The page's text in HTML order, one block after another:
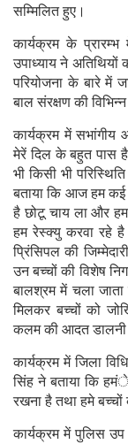
सम्मिलित हुए।
कार्यक्रम के
उपाध्याय ने
परियोजना के बारे में
बाल संरक्षण की
कार्यक्रम में
मेरें दिल के बहुत पास
भी किसी भी
बताया कि आज हम
है छोटू चाय ला और
हम रेस्क्यु करवा रहे है
प्रिंसिपल की
उन बच्चों की विशेष
बालश्रम में चला
मिलकर बच्चों को
कलम की आदत डालनी
कार्यक्रम में जिला
सिंह ने बताया कि हमंे
रखना है तथा हमे बच्चों
कार्यक्रम में पुलिस उप